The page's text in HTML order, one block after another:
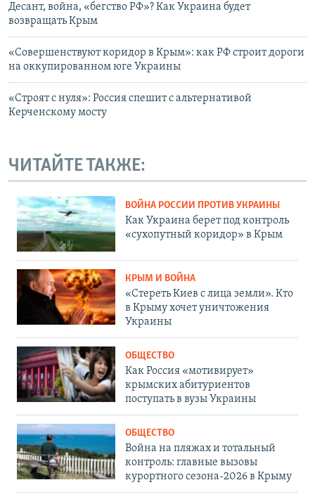
Десант, война, «бегство РФ»? Как Украина будет
возвращать Крым
«Совершенствуют коридор в Крым»: как РФ строит дороги
на оккупированном юге Украины
«Строят с нуля»: Россия спешит с альтернативой
Керченскому мосту
ЧИТАЙТЕ ТАКЖЕ:
ВОЙНА РОССИИ ПРОТИВ УКРАИНЫ
Как Украина берет под контроль
«сухопутный коридор» в Крым
КРЫМ И ВОЙНА
«Стереть Киев с лица земли». Кто
в Крыму хочет уничтожения
Украины
ОБЩЕСТВО
Как Россия «мотивирует»
крымских абитуриентов
поступать в вузы Украины
ОБЩЕСТВО
Война на пляжах и тотальный
контроль: главные вызовы
курортного сезона-2026 в Крыму